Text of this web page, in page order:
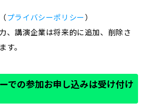
プライバシーポリシー）
、講演企業は将来的に追加、削除さ
す。
での参加お申し込みは受け付け